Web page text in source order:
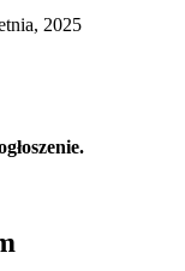
2025